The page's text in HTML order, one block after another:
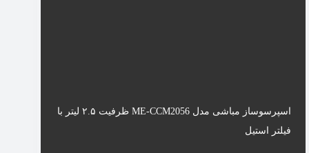
اسپرسوساز مباشی مدل ME-CCM2056 ظرفیت ۲.۵ لیتر با
فیلتر استیل